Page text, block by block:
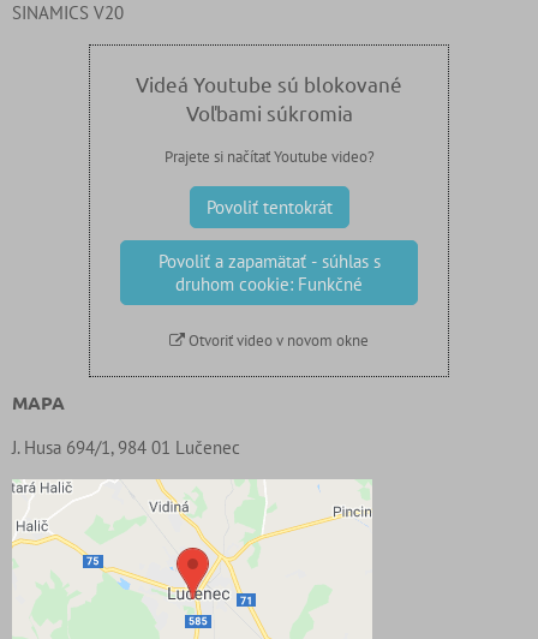
SINAMICS V20
Videá Youtube sú blokované
Voľbami súkromia
Prajete si načítať Youtube video?
Povoliť tentokrát
Povoliť a zapamätať - súhlas s
druhom cookie: Funkčné
Otvoriť video v novom okne
MAPA
J. Husa 694/1, 984 01 Lučenec